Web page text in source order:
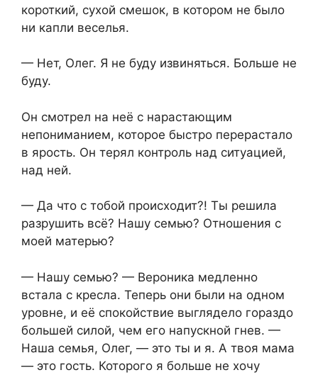
короткий, сухой смешок, в котором не было
ни капли веселья.
— Нет, Олег. Я не буду извиняться. Больше не
буду.
Он смотрел на неё с нарастающим
непониманием, которое быстро перерастало
в ярость. Он терял контроль над ситуацией,
над ней.
— Да что с тобой происходит?! Ты решила
разрушить всё? Нашу семью? Отношения с
моей матерью?
— Нашу семью? — Вероника медленно
встала с кресла. Теперь они были на одном
уровне, и её спокойствие выглядело гораздо
большей силой, чем его напускной гнев. —
Наша семья, Олег, — это ты и я. А твоя мама
— это гость. Которого я больше не хочу